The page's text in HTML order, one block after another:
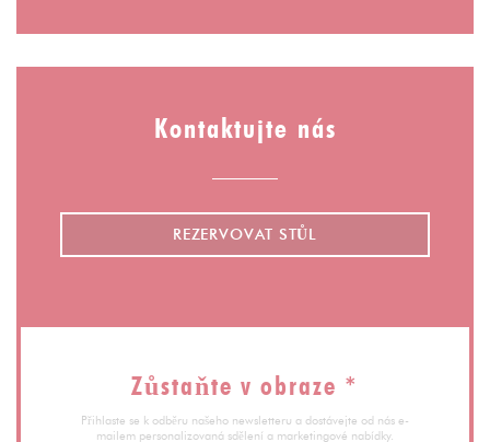
Kontaktujte nás
REZERVOVAT STŮL
Zůstaňte v obraze *
Přihlaste se k odběru našeho newsletteru a dostávejte od nás e-
mailem personalizovaná sdělení a marketingové nabídky.